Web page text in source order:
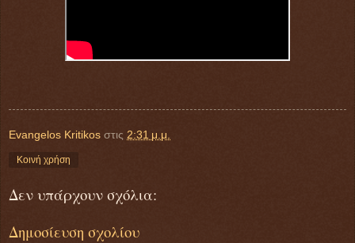
Evangelos Kritikos στις 2:31 μ.μ.
Κοινή χρήση
Δεν υπάρχουν σχόλια:
Δημοσίευση σχολίου